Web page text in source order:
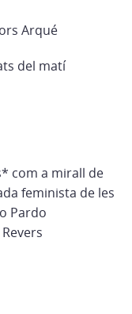
Arqué
del matí
com a mirall de
feminista de les
Pardo